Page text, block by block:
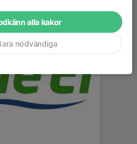
alla kakor
nödvändiga